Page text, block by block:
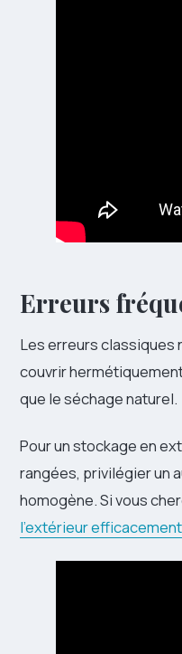
Erreurs
Les erreurs classiques
couvrir
que le séchage naturel.
Pour un stockage en
rangées, privilégier un
homogène. Si vous
l’extérieur efficacement